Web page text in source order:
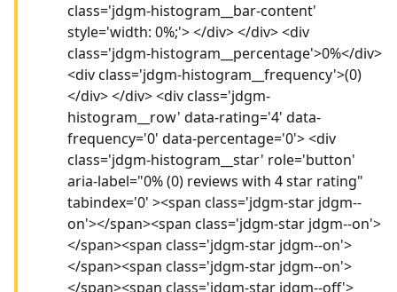
class='jdgm-histogram__bar-content'
style='width: 0%;'> </div> </div> <div
class='jdgm-histogram__percentage'>0%</div>
<div class='jdgm-histogram__frequency'>(0)
</div> </div> <div class='jdgm-
histogram__row' data-rating='4' data-
frequency='0' data-percentage='0'> <div
class='jdgm-histogram__star' role='button'
aria-label="0% (0) reviews with 4 star rating"
tabindex='0' ><span class='jdgm-star jdgm--
on'></span><span class='jdgm-star jdgm--on'>
</span><span class='jdgm-star jdgm--on'>
</span><span class='jdgm-star jdgm--on'>
</span><span class='jdgm-star jdgm--off'>